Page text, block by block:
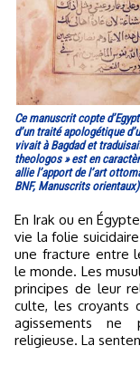
Ce manuscrit copte
d’un traité apologétique
vivait à Bagdad et
theologos » est en
allie l’apport de l’art
BNF, Manuscrits orientaux)
En Irak ou en Égypte, des chrétiens d’Orient ont payé de leur
vie la folie
une fracture entre
le monde. Les
principes de leur
culte, les croyants
agissements ne
religieuse. La